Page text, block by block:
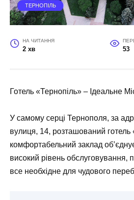
ТЕРНОПІЛЬ
НА ЧИТАННЯ
2 хв 53
Готель «Тернопіль» – Ідеальне
У самому серці Тернополя, за
вулиця, 14, розташований готель
комфортабельний заклад
високий рівень обслуговування,
все необхідне для чудового